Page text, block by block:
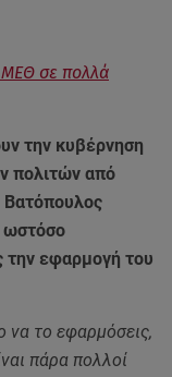
ΜΕΘ σε πολλά
την κυβέρνηση
πολιτών από
Βατόπουλος
ωστόσο
την εφαρμογή του
να το εφαρμόσεις,
πάρα πολλοί